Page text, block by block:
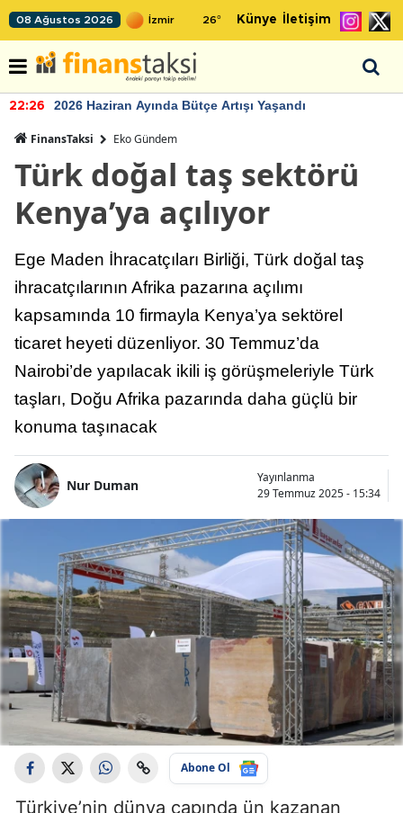
08 Ağustos 2026 26° Künye İletişim
22:26 2026 Haziran Ayında Bütçe Artışı Yaşandı
FinansTaksi Eko Gündem
Türk doğal taş sektörü
Kenya’ya açılıyor
Ege Maden İhracatçıları Birliği, Türk doğal taş
ihracatçılarının Afrika pazarına açılımı
kapsamında 10 firmayla Kenya’ya sektörel
ticaret heyeti düzenliyor. 30 Temmuz’da
Nairobi’de yapılacak ikili iş görüşmeleriyle Türk
taşları, Doğu Afrika pazarında daha güçlü bir
konuma taşınacak
Nur Duman
Yayınlanma
29 Temmuz 2025 - 15:34
Abone Ol
Türkiye’nin dünya çapında ün kazanan